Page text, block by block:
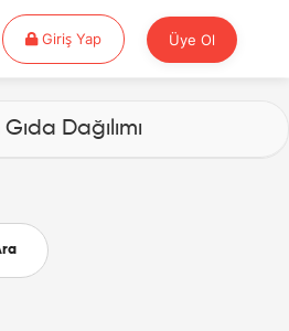
Giriş YapGiriş Yap Üye Ol
Dağılımı